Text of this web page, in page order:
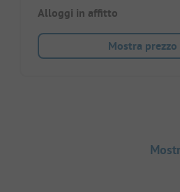
Alloggi in affitto
Mostra prezzo